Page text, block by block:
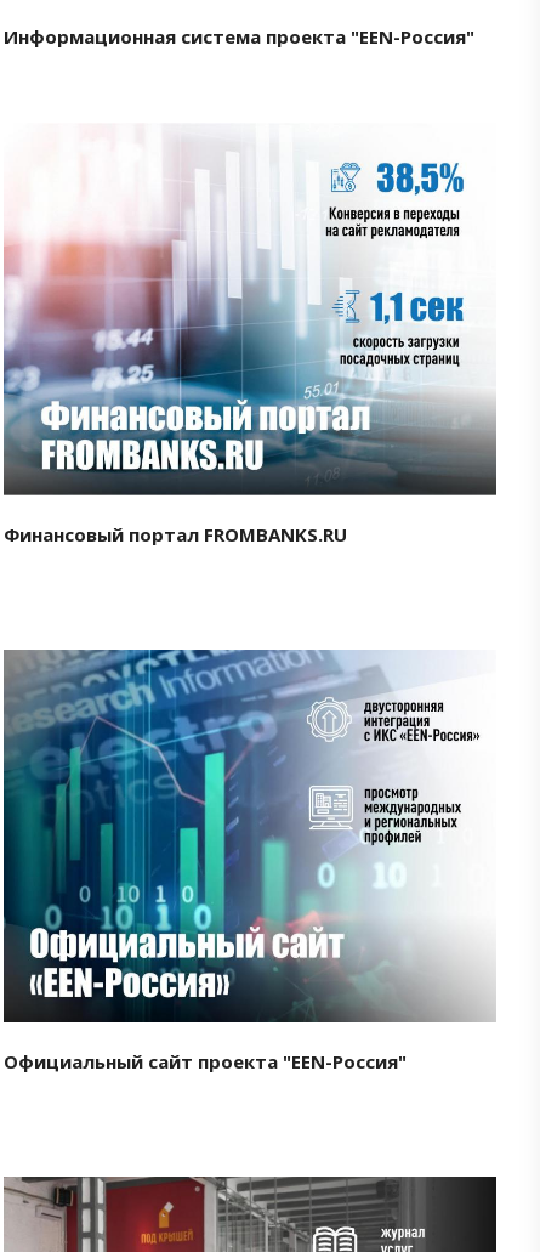
Информационная система проекта "EEN-Россия"
Смотреть проект
Финансовый портал FROMBANKS.RU
Смотреть проект
Официальный сайт проекта "EEN-Россия"